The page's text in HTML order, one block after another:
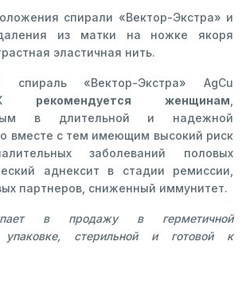
спирали «Вектор-Экстра» и
из матки на ножке якоря
эластичная нить.
спираль «Вектор-Экстра» AgCu
ПК рекомендуется женщинам
в длительной и надежной
вместе с тем имеющим высокий риск
заболеваний половых
аднексит в стадии ремиссии,
партнеров, сниженный иммунитет.
в продажу в герметичной
упаковке, стерильной и готовой к